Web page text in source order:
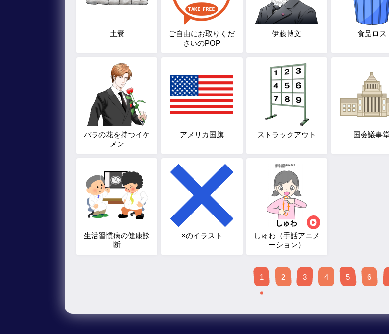
土嚢
ご自由にお取りくだ
さいのPOP
伊藤博文 食品ロス
バラの花を持つイケ
メン
アメリカ国旗 ストラックアウト 国会議事
生活習慣病の健康診
断
×のイラスト
しゅわ（手話アニメ
ーション）
1 2 3 4 5 6